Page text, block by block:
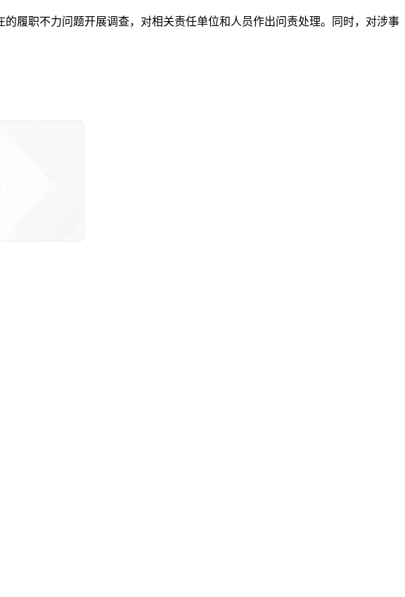
职不力问题开展调查，对相关责任单位和人员作出问责处理。同时，对涉事